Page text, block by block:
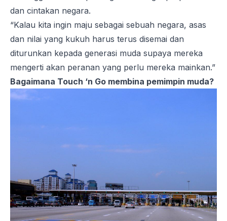
dan cintakan negara.
“Kalau kita ingin maju sebagai sebuah negara, asas
dan nilai yang kukuh harus terus disemai dan
diturunkan kepada generasi muda supaya mereka
mengerti akan peranan yang perlu mereka mainkan.”
Bagaimana Touch ‘n Go membina pemimpin muda?